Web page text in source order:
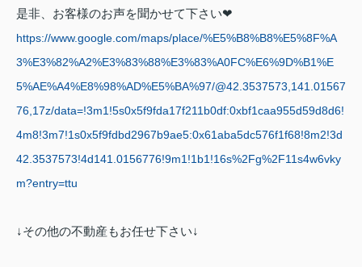
是非、お客様のお声を聞かせて下さい❤
https://www.google.com/maps/place/%E5%B8%B8%E5%8F%A
3%E3%82%A2%E3%83%88%E3%83%A0FC%E6%9D%B1%E
5%AE%A4%E8%98%AD%E5%BA%97/@42.3537573,141.01567
76,17z/data=!3m1!5s0x5f9fda17f211b0df:0xbf1caa955d59d8d6!
4m8!3m7!1s0x5f9fdbd2967b9ae5:0x61aba5dc576f1f68!8m2!3d
42.3537573!4d141.0156776!9m1!1b1!16s%2Fg%2F11s4w6vky
m?entry=ttu
↓その他の不動産もお任せ下さい↓